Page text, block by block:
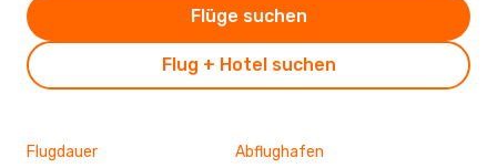
Flug + Hotel suchen
Flüge suchen
Flugdauer Abflughafen